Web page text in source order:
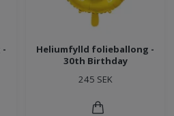
-
Heliumfylld folieballong -
30th Birthday
245 SEK